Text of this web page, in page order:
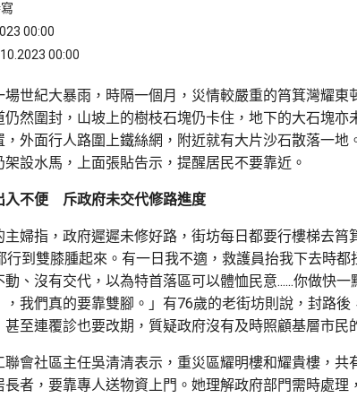
00:00
00:00
世紀大暴雨，時隔一個月，災情較嚴重的筲箕灣耀東
仍然圍封，山坡上的樹枝石塊仍卡住，地下的大石塊亦
，外面行人路圍上鐵絲網，附近就有大片沙石散落一地
設水馬，上面張貼告示，提醒居民不要靠近。
入不便 斥政府未交代修路進度
婦指，政府遲遲未修好路，街坊每日都要行樓梯去筲
行到雙膝腫起來。有一日我不適，救護員抬我下去時都
、沒有交代，以為特首落區可以體恤民意......你做快
，我們真的要靠雙腳。」有76歲的老街坊則說，封路後
至連覆診也要改期，質疑政府沒有及時照顧基層市民
聯會社區主任吳清清表示，重災區耀明樓和耀貴樓，共
長者，要靠專人送物資上門。她理解政府部門需時處理